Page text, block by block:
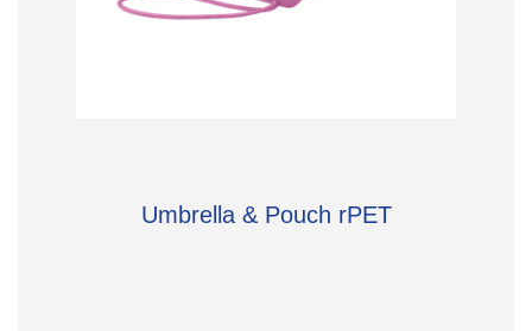
Umbrella & Pouch rPET